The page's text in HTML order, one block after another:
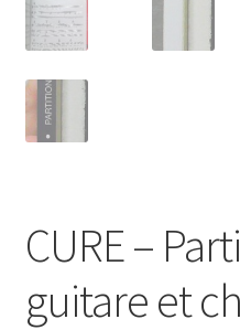
CURE –
guitare et